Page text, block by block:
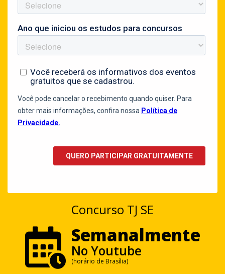
Concurso TJ SE
Semanalmente
No Youtube
(horário de Brasília)